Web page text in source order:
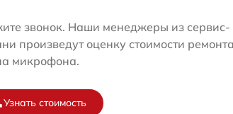
звонок. Наши менеджеры из сервис-
произведут оценку стоимости ремонта
микрофона.
Узнать стоимость